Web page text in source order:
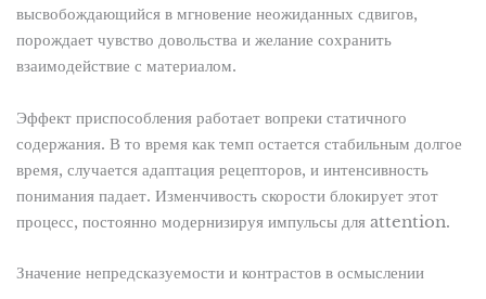
высвобождающийся в мгновение неожиданных сдвигов,
порождает чувство довольства и желание сохранить
взаимодействие с материалом.
Эффект приспособления работает вопреки статичного
содержания. В то время как темп остается стабильным долгое
время, случается адаптация рецепторов, и интенсивность
понимания падает. Изменчивость скорости блокирует этот
процесс, постоянно модернизируя импульсы для attention.
Значение непредсказуемости и контрастов в осмыслении